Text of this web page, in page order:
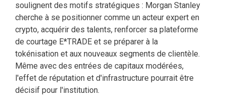
soulignent des motifs stratégiques : Morgan Stanley
cherche à se positionner comme un acteur expert en
crypto, acquérir des talents, renforcer sa plateforme
de courtage E*TRADE et se préparer à la
tokénisation et aux nouveaux segments de clientèle.
Même avec des entrées de capitaux modérées,
l'effet de réputation et d'infrastructure pourrait être
décisif pour l'institution.